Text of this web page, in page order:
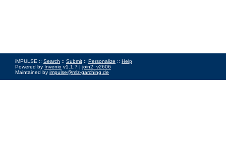
iMPULSE :: Search :: Submit :: Personalize :: Help
Powered by Invenio v1.1.7 | join2_v2606
Maintained by impulse@mlz-garching.de